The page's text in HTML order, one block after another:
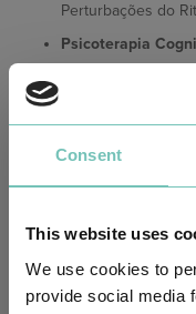
Consent
This website uses
We use cookies to
provide social media
Perturbações do
Psicoterapia